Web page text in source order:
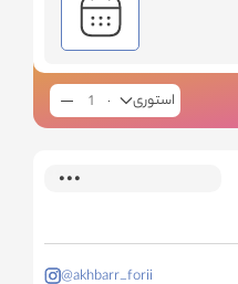
استوری
@akhbarr_forii